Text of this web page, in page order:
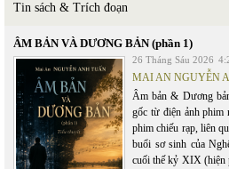
Tin sách & Trích đoạn
ÂM BẢN VÀ DƯƠNG BẢN (phần 1)
26 Tháng Sáu 2026
MAI AN NGUYỄN
Âm bản & Dương
gốc từ điện ảnh phim
phim chiếu rạp, liên
buổi sơ sinh của
cuối thế kỷ XIX (hiện